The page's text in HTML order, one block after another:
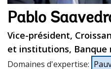
Pablo
Vice-président,
et institutions, Banque
Domaines d'expertise: